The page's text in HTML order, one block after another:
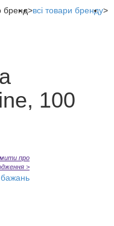
бренд>всі товари бренду>
100
про
>